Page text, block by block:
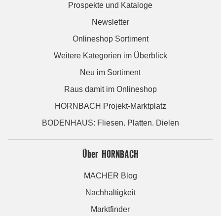
Prospekte und Kataloge
Newsletter
Onlineshop Sortiment
Weitere Kategorien im Überblick
Neu im Sortiment
Raus damit im Onlineshop
HORNBACH Projekt-Marktplatz
BODENHAUS: Fliesen. Platten. Dielen
Über HORNBACH
MACHER Blog
Nachhaltigkeit
Marktfinder